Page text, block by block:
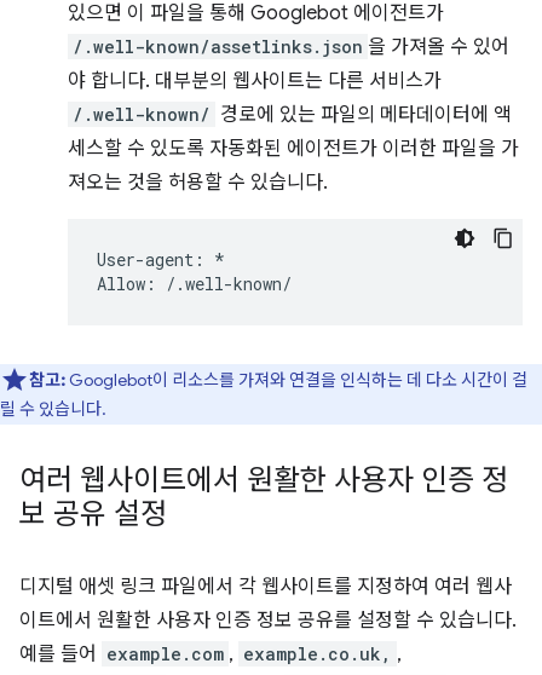
있으면 이 파일을 통해 Googlebot 에이전트가
/.well-known/assetlinks.json 을 가져올 수 있어
야 합니다. 대부분의 웹사이트는 다른 서비스가
/.well-known/ 경로에 있는 파일의 메타데이터에 액
세스할 수 있도록 자동화된 에이전트가 이러한 파일을 가
져오는 것을 허용할 수 있습니다.
User-agent: *
참고: Googlebot이 리소스를 가져와 연결을 인식하는 데 다소 시간이 걸
릴 수 있습니다.
여러 웹사이트에서 원활한 사용자 인증 정
보 공유 설정
디지털 애셋 링크 파일에서 각 웹사이트를 지정하여 여러 웹사
이트에서 원활한 사용자 인증 정보 공유를 설정할 수 있습니다.
예를 들어
example.com , example.co.uk, ,